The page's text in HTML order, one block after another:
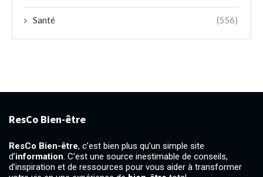
Santé (556)
ResCo Bien-être
ResCo Bien-être, c’est bien plus qu’un simple site
d’information. C’est une source inestimable de conseils,
d’inspiration et de ressources pour vous aider à transformer